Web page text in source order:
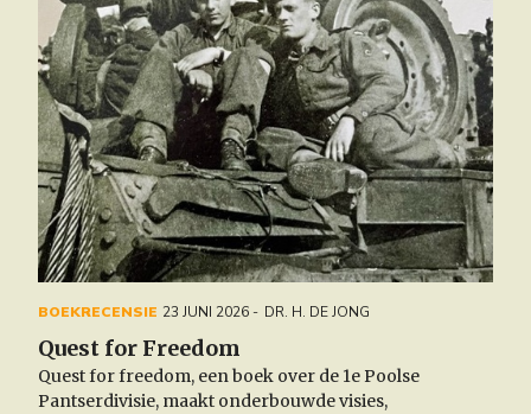
BOEKRECENSIE 23 JUNI 2026 DR. H. DE JONG
Quest for Freedom
Quest for freedom, een boek over de 1e Poolse
Pantserdivisie, maakt onderbouwde visies,